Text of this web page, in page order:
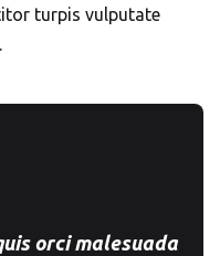
turpis vulputate
orci malesuada